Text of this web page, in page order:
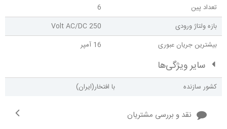
تعداد پین
6
بازه ولتاژ ورودی
250 Volt AC/DC
بیشترین جریان عبوری
16 آمپر
سایر ویژگی‌ها
کشور سازنده با افتخار(ایران)
نقد و بررسی مشتریان